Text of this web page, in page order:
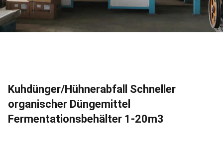
Kuhdünger/Hühnerabfall Schneller
organischer Düngemittel
Fermentationsbehälter 1-20m3